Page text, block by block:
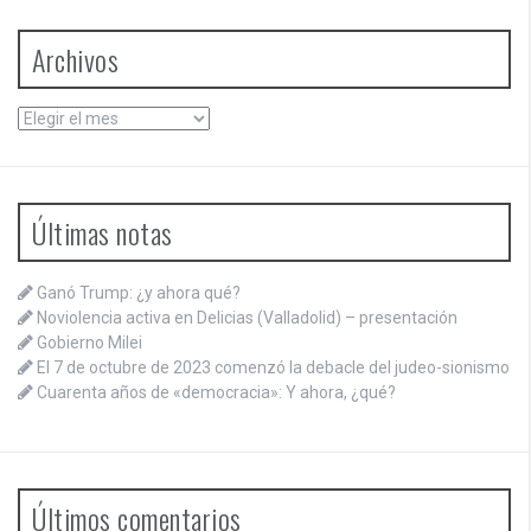
Archivos
Archivos
Últimas notas
Ganó Trump: ¿y ahora qué?
Noviolencia activa en Delicias (Valladolid) – presentación
Gobierno Milei
El 7 de octubre de 2023 comenzó la debacle del judeo-sionismo
Cuarenta años de «democracia»: Y ahora, ¿qué?
Últimos comentarios